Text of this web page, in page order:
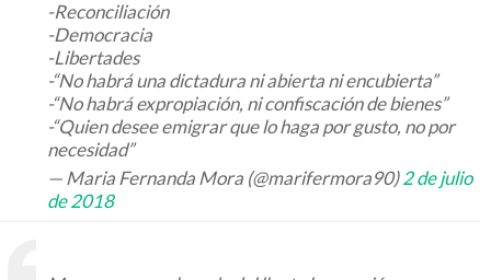
-Reconciliación
-Democracia
-Libertades
-“No habrá una dictadura ni abierta ni encubierta”
-“No habrá expropiación, ni confiscación de bienes”
-“Quien desee emigrar que lo haga por gusto, no por
necesidad”
— Maria Fernanda Mora (@marifermora90)2 de julio
de 2018